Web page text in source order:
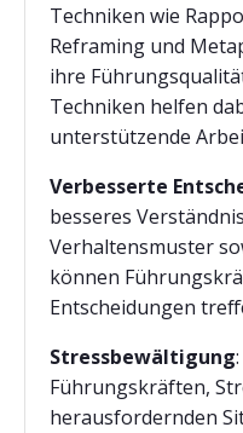
Techniken wie
Reframing und
ihre
Techniken helfen
unterstützende
Verbesserte
besseres
Verhaltensmuster
können
Entscheidungen
Stressbewältigung
Führungskräften,
herausfordernden